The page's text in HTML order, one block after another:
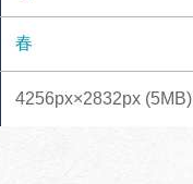
光データベース
春
4256px×2832px (5MB)